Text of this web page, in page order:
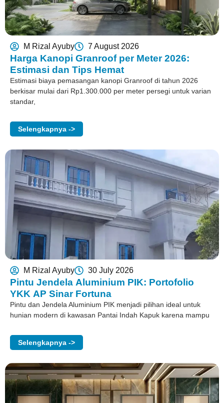
M Rizal Ayuby 7 August 2026
Harga Kanopi Granroof per Meter 2026:
Estimasi dan Tips Hemat
Estimasi biaya pemasangan kanopi Granroof di tahun 2026
berkisar mulai dari Rp1.300.000 per meter persegi untuk varian
standar,
Selengkapnya ->
M Rizal Ayuby 30 July 2026
Pintu Jendela Aluminium PIK: Portofolio
YKK AP Sinar Fortuna
Pintu dan Jendela Aluminium PIK menjadi pilihan ideal untuk
hunian modern di kawasan Pantai Indah Kapuk karena mampu
Selengkapnya ->